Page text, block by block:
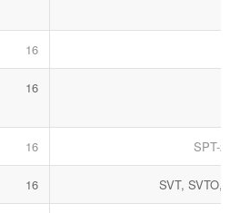
16
16
16 SPT-
16 SVT, SVTO,